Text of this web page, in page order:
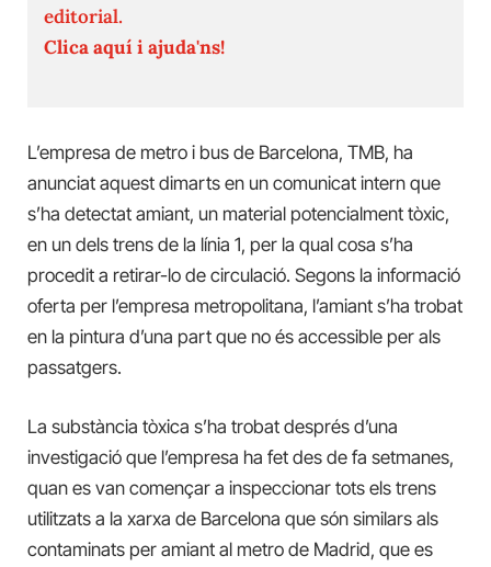
editorial.
Clica aquí i ajuda'ns!
L’empresa de metro i bus de Barcelona, ​TMB, ha
anunciat aquest dimarts en un comunicat intern que
s’ha detectat amiant, un material potencialment tòxic,
en un dels trens de la línia 1, per la qual cosa s’ha
procedit a retirar-lo de circulació. Segons la informació
oferta per l’empresa metropolitana, l’amiant s’ha trobat
en la pintura d’una part que no és accessible per als
passatgers.
La substància tòxica s’ha trobat després d’una
investigació que l’empresa ha fet des de fa setmanes,
quan es van començar a inspeccionar tots els trens
utilitzats a la xarxa de Barcelona que són similars als
contaminats per amiant al metro de Madrid, que es